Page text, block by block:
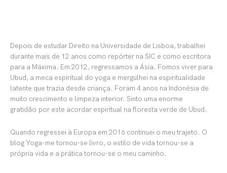
Depois de estudar Direito na Universidade de Lisboa, trabalhei
durante mais de 12 anos como repórter na SIC e como escritora
para a Máxima. Em 2012, regressamos a Ásia. Fomos viver para
Ubud, a meca espiritual do yoga e mergulhei na espiritualidade
latente que trazia desde criança. Foram 4 anos na Indonésia de
muito crescimento e limpeza interior. Sinto uma enorme
gratidão por este acordar espiritual na floresta verde de Ubud.
Quando regressei à Europa em 2016 continuei o meu trajeto. O
blog Yoga-me tornou-se livro, o estilo de vida tornou-se a
própria vida e a prática tornou-se o meu caminho.